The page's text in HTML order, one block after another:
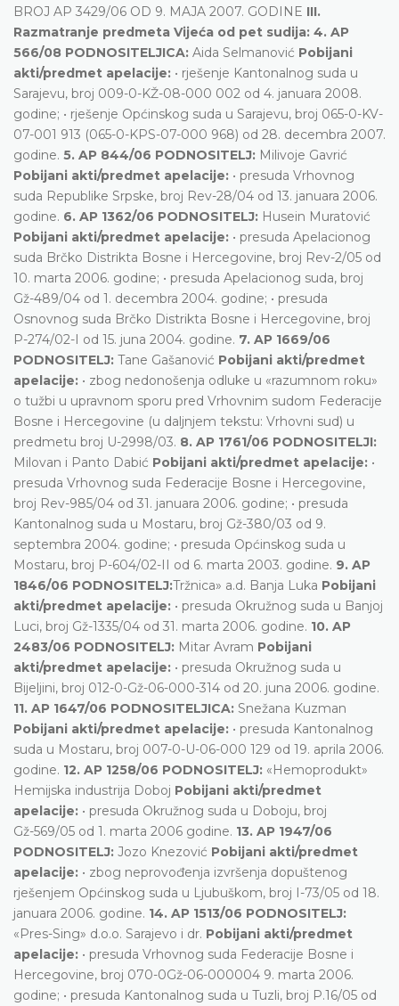
BROJ AP 3429/06 OD 9. MAJA 2007. GODINE III.
Razmatranje predmeta Vijeća od pet sudija: 4. AP
566/08 PODNOSITELJICA: Aida Selmanović Pobijani
akti/predmet apelacije: • rješenje Kantonalnog suda u
Sarajevu, broj 009-0-KŽ-08-000 002 od 4. januara 2008.
godine; • rješenje Općinskog suda u Sarajevu, broj 065-0-KV-
07-001 913 (065-0-KPS-07-000 968) od 28. decembra 2007.
godine. 5. AP 844/06 PODNOSITELJ: Milivoje Gavrić
Pobijani akti/predmet apelacije: • presuda Vrhovnog
suda Republike Srpske, broj Rev-28/04 od 13. januara 2006.
godine. 6. AP 1362/06 PODNOSITELJ: Husein Muratović
Pobijani akti/predmet apelacije: • presuda Apelacionog
suda Brčko Distrikta Bosne i Hercegovine, broj Rev-2/05 od
10. marta 2006. godine; • presuda Apelacionog suda, broj
Gž-489/04 od 1. decembra 2004. godine; • presuda
Osnovnog suda Brčko Distrikta Bosne i Hercegovine, broj
P-274/02-I od 15. juna 2004. godine. 7. AP 1669/06
PODNOSITELJ: Tane Gašanović Pobijani akti/predmet
apelacije: • zbog nedonošenja odluke u «razumnom roku»
o tužbi u upravnom sporu pred Vrhovnim sudom Federacije
Bosne i Hercegovine (u daljnjem tekstu: Vrhovni sud) u
predmetu broj U-2998/03. 8. AP 1761/06 PODNOSITELJI:
Milovan i Panto Dabić Pobijani akti/predmet apelacije: •
presuda Vrhovnog suda Federacije Bosne i Hercegovine,
broj Rev-985/04 od 31. januara 2006. godine; • presuda
Kantonalnog suda u Mostaru, broj Gž-380/03 od 9.
septembra 2004. godine; • presuda Općinskog suda u
Mostaru, broj P-604/02-II od 6. marta 2003. godine. 9. AP
1846/06 PODNOSITELJ:Tržnica» a.d. Banja Luka Pobijani
akti/predmet apelacije: • presuda Okružnog suda u Banjoj
Luci, broj Gž-1335/04 od 31. marta 2006. godine. 10. AP
2483/06 PODNOSITELJ: Mitar Avram Pobijani
akti/predmet apelacije: • presuda Okružnog suda u
Bijeljini, broj 012-0-Gž-06-000-314 od 20. juna 2006. godine.
11. AP 1647/06 PODNOSITELJICA: Snežana Kuzman
Pobijani akti/predmet apelacije: • presuda Kantonalnog
suda u Mostaru, broj 007-0-U-06-000 129 od 19. aprila 2006.
godine. 12. AP 1258/06 PODNOSITELJ: «Hemoprodukt»
Hemijska industrija Doboj Pobijani akti/predmet
apelacije: • presuda Okružnog suda u Doboju, broj
Gž-569/05 od 1. marta 2006 godine. 13. AP 1947/06
PODNOSITELJ: Jozo Knezović Pobijani akti/predmet
apelacije: • zbog neprovođenja izvršenja dopuštenog
rješenjem Općinskog suda u Ljubuškom, broj I-73/05 od 18.
januara 2006. godine. 14. AP 1513/06 PODNOSITELJ:
«Pres-Sing» d.o.o. Sarajevo i dr. Pobijani akti/predmet
apelacije: • presuda Vrhovnog suda Federacije Bosne i
Hercegovine, broj 070-0Gž-06-000004 9. marta 2006.
godine; • presuda Kantonalnog suda u Tuzli, broj P.16/05 od